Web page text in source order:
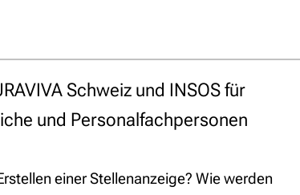
Schweiz und INSOS für
und Personalfachpersonen
einer Stellenanzeige? Wie werden